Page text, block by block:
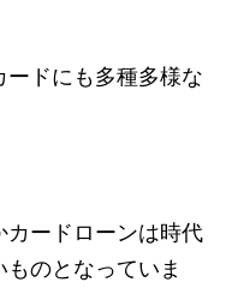
ドにも多種多様な
ードローンは時代
のとなっていま